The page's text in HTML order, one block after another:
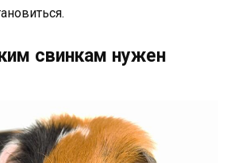
свинкам нужен